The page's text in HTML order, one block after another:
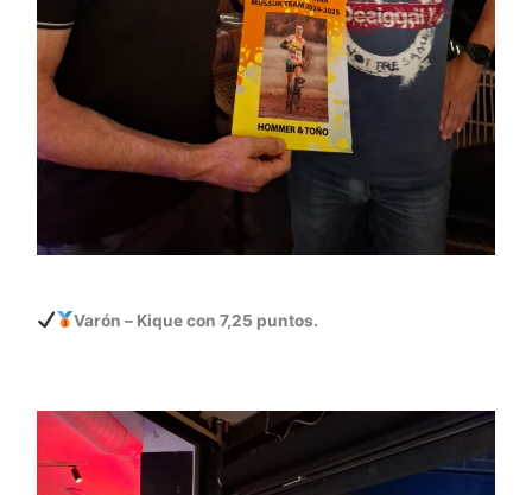
Varón – Kique con 7,25 puntos.